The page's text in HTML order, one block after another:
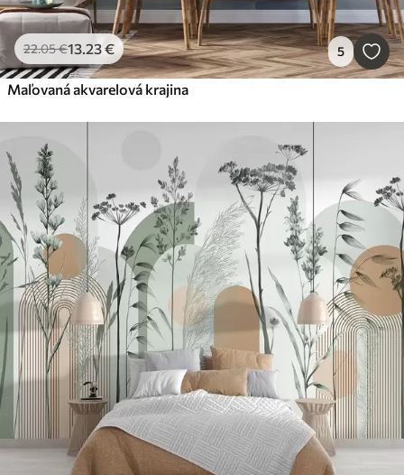
22.05€13.23€ 5
Maľovaná akvarelová krajina